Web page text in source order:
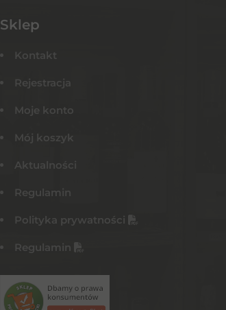
Sklep
Kontakt
Rejestracja
Moje konto
Mój koszyk
Aktualności
Regulamin
Polityka prywatności
Regulamin